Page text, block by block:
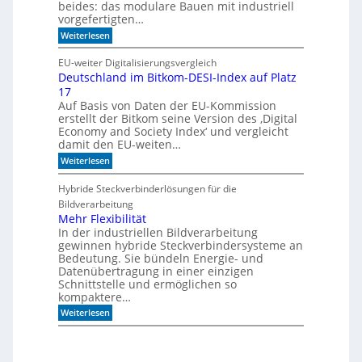
e
n
n
i
f
f
i
m
A
k
s
t
i
k
p
a
n
e
l
beides: das modulare Bauen mit industriell
vorgefertigten…
Weiterlesen:
H
e
u
t
s
c
h
o
n
a
n
o
r
g
e
n
b
a
u
e
n
EU-weiter Digitalisierungsvergleich
Deutschland im Bitkom-DESI-Index auf Platz
17
Auf Basis von Daten der EU-Kommission
erstellt der Bitkom seine Version des ‚Digital
Economy and Society Index‘ und vergleicht
damit den EU-weiten…
Weiterlesen:
D
u
t
s
c
h
l
a
n
d
i
m
B
i
Hybride Steckverbinderlösungen für die
Bildverarbeitung
Mehr Flexibilität
In der industriellen Bildverarbeitung
gewinnen hybride Steckverbindersysteme an
Bedeutung. Sie bündeln Energie- und
Datenübertragung in einer einzigen
Schnittstelle und ermöglichen so
kompaktere…
Weiterlesen:
M